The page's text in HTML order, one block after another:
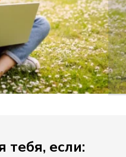
тебя, если: